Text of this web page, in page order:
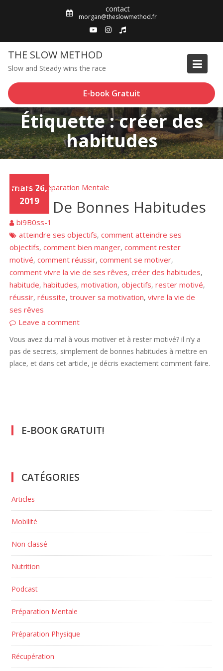
contact
morgan@theslowmethod.fr
THE SLOW METHOD
Slow and Steady wins the race
E-book Gratuit
Étiquette : créer des
habitudes
mars 26,
2019
Articles ,Préparation Mentale
Créer De Bonnes Habitudes
bi9B0ss-1
atteindre ses objectifs,comment atteindre ses
objectifs,comment bien manger,comment rester
motivé,comment réussir,comment se motiver,
comment vivre la vie de ses rêves,créer des habitudes,
habitude,habitudes,motivation,objectifs,rester motivé,
réussir,réussite,trouver sa motivation,vivre la vie de
ses rêves
Leave a comment
Vous avez du mal à vous motiver et à rester motivé? il n’y a
pas de secrets, simplement de bonnes habitudes à mettre en
place, et dans cet article, je décris exactement comment faire.
E-BOOK GRATUIT!
CATÉGORIES
Articles
Mobilité
Non classé
Nutrition
Podcast
Préparation Mentale
Préparation Physique
Récupération